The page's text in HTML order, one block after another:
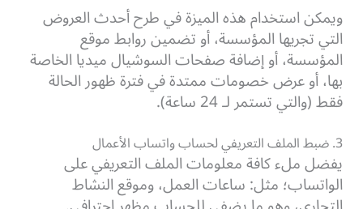
ويمكن استخدام هذه الميزة في طرح أحدث العروض
التي تجريها المؤسسة، أو تضمين روابط موقع
المؤسسة، أو إضافة صفحات السوشيال ميديا الخاصة
بها، أو عرض خصومات ممتدة في فترة ظهور الحالة
فقط (والتي تستمر لـ 24 ساعة).
3. ضبط الملف التعريفي لحساب واتساب الأعمال
يفضل ملء كافة معلومات الملف التعريفي على
الواتساب؛ مثل: ساعات العمل، وموقع النشاط